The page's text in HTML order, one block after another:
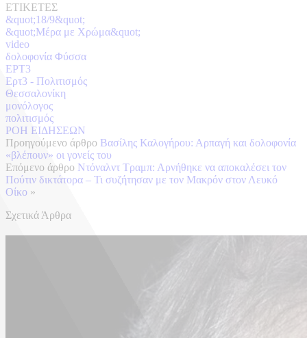
ΕΤΙΚΕΤΕΣ
&quot;18/9&quot;
&quot;Μέρα με Χρώμα&quot;
video
δολοφονία Φύσσα
ΕΡΤ3
Ερτ3 - Πολιτισμός
Θεσσαλονίκη
μονόλογος
πολιτισμός
ΡΟΗ ΕΙΔΗΣΕΩΝ
Προηγούμενο άρθρο Βασίλης Καλογήρου: Αρπαγή και δολοφονία
«βλέπουν» οι γονείς του
Επόμενο άρθρο Ντόναλντ Τραμπ: Αρνήθηκε να αποκαλέσει τον
Πούτιν δικτάτορα – Τι συζήτησαν με τον Μακρόν στον Λευκό
Οίκο »
Σχετικά Άρθρα